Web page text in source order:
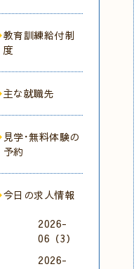
教育訓練給付制
度
主な就職先
見学･無料体験の
予約
今日の求人情報
2026-
06（3）
2026-